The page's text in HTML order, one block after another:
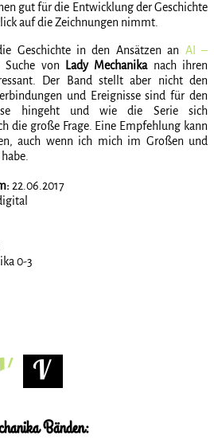
gut für die Entwicklung der Geschichte
auf die Zeichnungen nimmt.
Geschichte in den Ansätzen an AI –
Suche von Lady Mechanikanach ihren
Der Band stellt aber nicht den
und Ereignisse sind für den
hingeht und wie die Serie sich
die große Frage. Eine Empfehlung kann
auch wenn ich mich im Großen und
22.06.2017
0-3
Bänden: